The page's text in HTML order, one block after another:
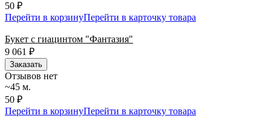
50 ₽
Перейти в корзинуПерейти в карточку товара
Букет с гиацинтом "Фантазия"
9 061
₽
Заказать
Отзывов нет
~45 м.
50 ₽
Перейти в корзинуПерейти в карточку товара